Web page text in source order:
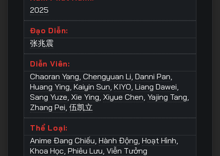
2025
Đạo Diễn:
张兆震
Diễn Viên:
Chaoran Yang Chengyuan Li Danni Pan
Huang Ying Kaiyin Sun KIYO Liang Dawei
Sang Yuze Xie Ying Xiyue Chen Yajing Tang
Zhang Pei 伍凯立
Thể Loại:
Anime Đang Chiếu Hành Động Hoạt Hình
Khoa Học Phiêu Lưu Viễn Tưởng